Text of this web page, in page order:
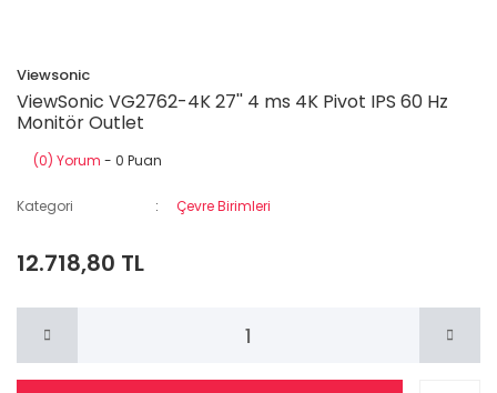
Viewsonic
ViewSonic VG2762-4K 27'' 4 ms 4K Pivot IPS 60 Hz
Monitör Outlet
(0) Yorum - 0 Puan
Kategori Çevre Birimleri
12.718,80 TL